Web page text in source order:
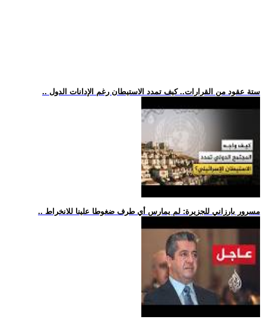
.. ستة عقود من القرارات.. كيف تمدد الاستيطان رغم الإدانات الدول
.. مسرور بارزاني للجزيرة: لم يمارس أي طرف ضغوطا علينا للانخراط